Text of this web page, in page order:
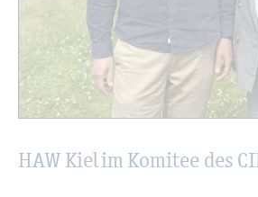
HAW Kiel im Ko­mi­tee des